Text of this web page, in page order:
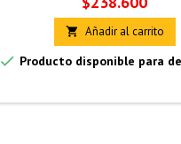
 Añadir al carrito
 Producto disponible para